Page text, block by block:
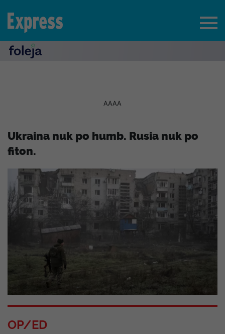
AAAA
Ukraina nuk po humb. Rusia nuk po
fiton.
OP/ED